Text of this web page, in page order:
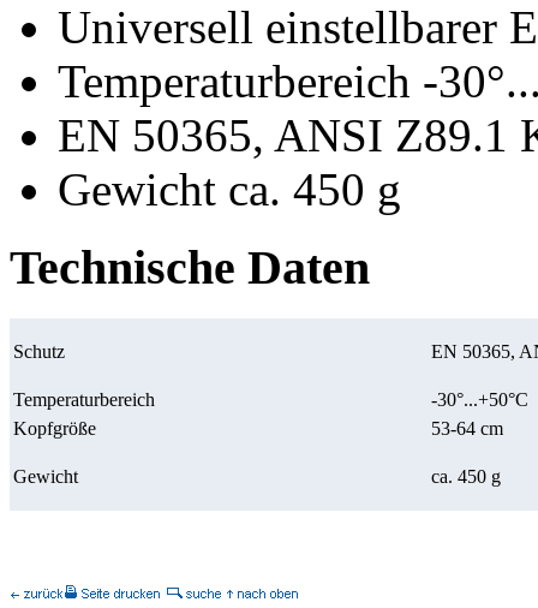
Universell einstellbarer
Temperaturbereich -
EN 50365, ANSI Z89.1
Gewicht ca. 450 g
Technische Daten
Schutz EN 50365,
Temperaturbereich
-30°...+50°C
Kopfgröße
53-64 cm
Gewicht ca. 450 g